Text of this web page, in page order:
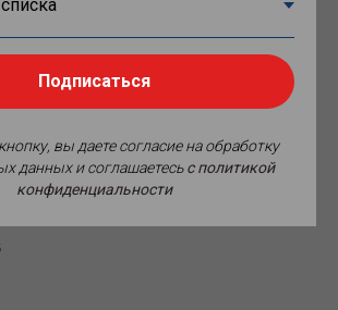
«Управление автомобильных дорог».
подрядчик должен будет до 3 декабря
Подписаться
вы даете согласие на обработку
данных и соглашаетесьc политикой
конфиденциальности